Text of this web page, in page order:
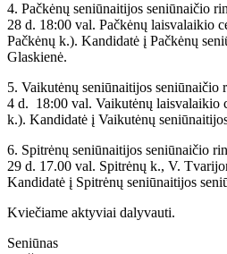
4. Pačkėnų seniūnaitijos seniūnaičio
28 d. 18:00 val. Pačkėnų laisvalaikio
Pačkėnų k.). Kandidatė į Pačkėnų
Glaskienė.
5. Vaikutėnų seniūnaitijos
4 d. 18:00 val. Vaikutėnų laisvalaikio
k.). Kandidatė į Vaikutėnų
6. Spitrėnų seniūnaitijos seniūnaičio
29 d. 17.00 val. Spitrėnų k., V.
Kandidatė į Spitrėnų seniūnaitijos
Kviečiame aktyviai dalyvauti.
Seniūnas